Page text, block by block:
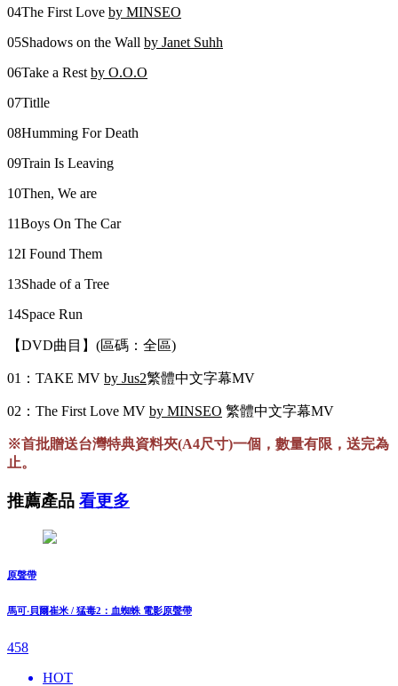
04The First Love by MINSEO
05Shadows on the Wall by Janet Suhh
06Take a Rest by O.O.O
07Titlle
08Humming For Death
09Train Is Leaving
10Then, We are
11Boys On The Car
12I Found Them
13Shade of a Tree
14Space Run
【DVD曲目】(區碼：全區)
01：TAKE MV by Jus2繁體中文字幕MV
02：The First Love MV by MINSEO 繁體中文字幕MV
※首批贈送台灣特典資料夾(A4尺寸)一個，數量有限，送完為
止。
推薦產品 看更多
原聲帶
馬可‧貝爾崔米 / 猛毒2：血蜘蛛 電影原聲帶
458
HOT